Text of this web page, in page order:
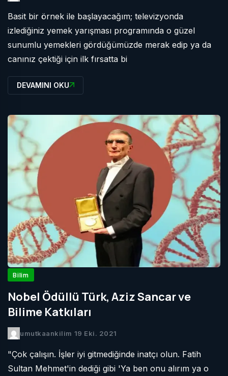
Basit bir örnek ile başlayacağım; televizyonda
izlediğiniz yemek yarışması programında o güzel
sunumlu yemekleri gördüğümüzde merak edip ya da
canınız çektiği için ilk fırsatta bi
DEVAMINI OKU
Bilim
Nobel Ödüllü Türk, Aziz Sancar ve
Bilime Katkıları
umutkaankilim 19 Eki. 2021
"Çok çalışın. İşler iyi gitmediğinde inatçı olun. Fatih
Sultan Mehmet'in dediği gibi 'Ya ben onu alırım ya o